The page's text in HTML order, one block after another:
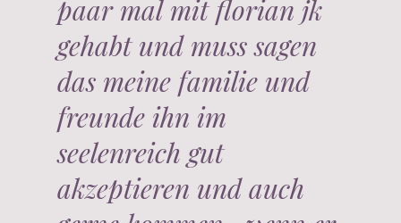
paar mal mit florian jk
gehabt und muss sagen
das meine familie und
freunde ihn im
seelenreich gut
akzeptieren und auch